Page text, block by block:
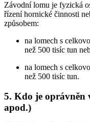
Závodní lomu je fyzická
řízení hornické činnosti
způsobem:
na lomech s
než 500 tisíc tun
na lomech s
než 500 tisíc tun.
5. Kdo je oprávněn
apod.)